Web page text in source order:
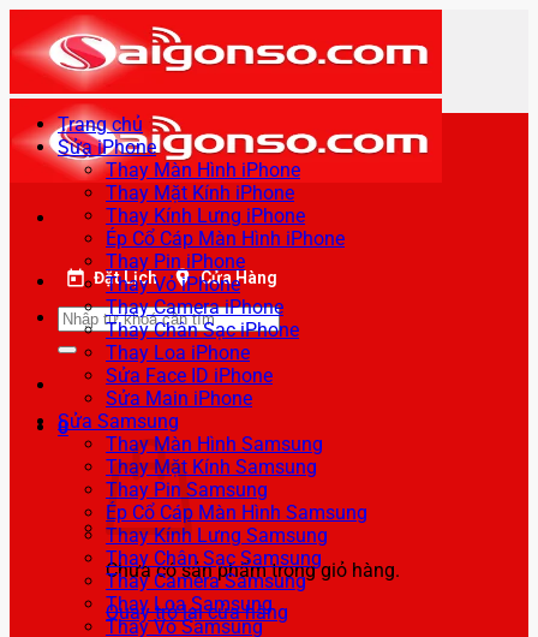
qua
nội
dung
Đặt Lịch Cửa Hàng
Tìm
kiếm:
0
Chưa có sản phẩm trong giỏ hàng.
Quay trở lại cửa hàng
Trang chủ
Sửa iPhone
Thay Màn Hình iPhone
Thay Mặt Kính iPhone
Thay Kính Lưng iPhone
Ép Cổ Cáp Màn Hình iPhone
Thay Pin iPhone
Thay Vỏ iPhone
Thay Camera iPhone
Thay Chân Sạc iPhone
Thay Loa iPhone
Sửa Face ID iPhone
Sửa Main iPhone
Sửa Samsung
Thay Màn Hình Samsung
Thay Mặt Kính Samsung
Thay Pin Samsung
Ép Cổ Cáp Màn Hình Samsung
Thay Kính Lưng Samsung
Thay Chân Sạc Samsung
Thay Camera Samsung
Thay Loa Samsung
Thay Vỏ Samsung